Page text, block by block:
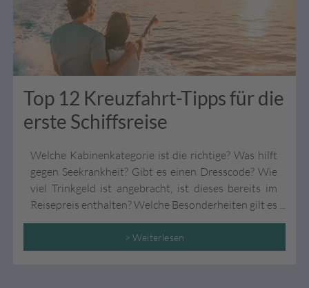
Top 12 Kreuzfahrt-Tipps für die
erste Schiffsreise
Welche Kabinenkategorie ist die richtige? Was hilft
gegen Seekrankheit? Gibt es einen Dresscode? Wie
viel Trinkgeld ist angebracht, ist dieses bereits im
Reisepreis enthalten? Welche Besonderheiten gilt es
sonst noch zu beachten? Wir verraten Ihnen alle
Tipps & Tricks, die Sie auf Ihrer ersten Kreuzfahrt
unbedingt beachten sollten!
> Weiterlesen